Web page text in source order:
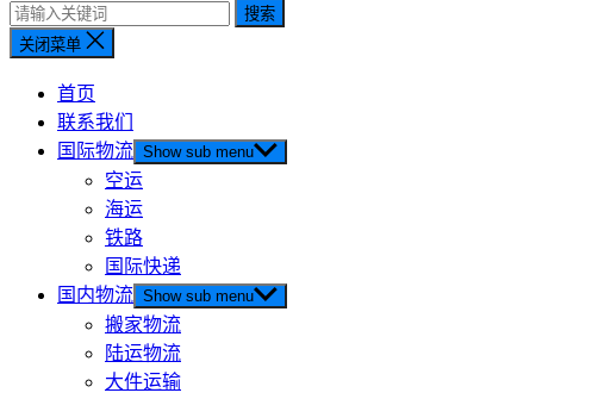
搜索
关闭菜单
首页
联系我们
国际物流 Show sub menu
空运
海运
铁路
国际快递
国内物流 Show sub menu
搬家物流
陆运物流
大件运输